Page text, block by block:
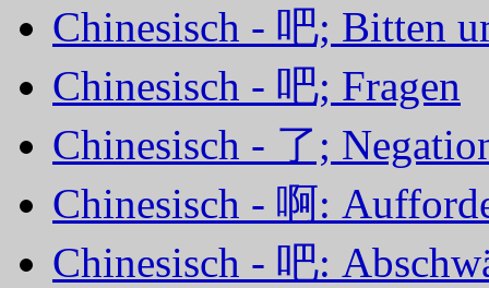
Chinesisch - 吧; Bitten
Chinesisch - 吧; Fragen
Chinesisch - 了;
Chinesisch - 啊:
Chinesisch - 吧: